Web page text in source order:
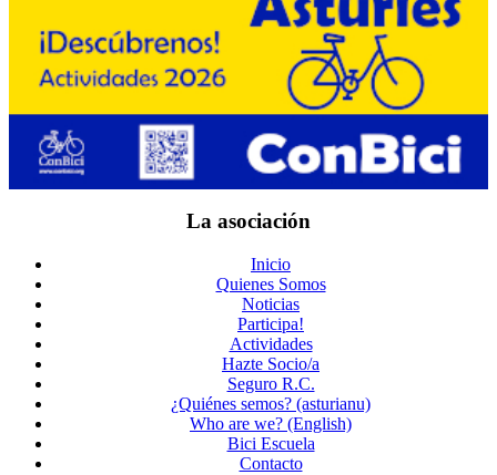
La asociación
Inicio
Quienes Somos
Noticias
Participa!
Actividades
Hazte Socio/a
Seguro R.C.
¿Quiénes semos? (asturianu)
Who are we? (English)
Bici Escuela
Contacto